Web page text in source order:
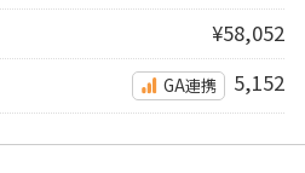
¥58,052
GA連携 5,152